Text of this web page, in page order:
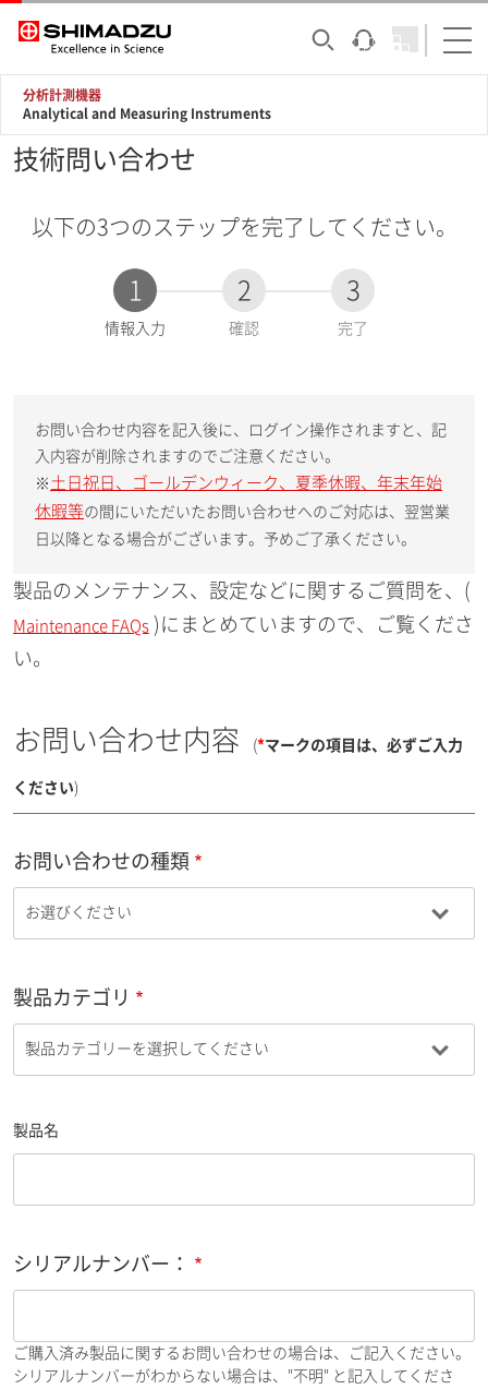
分析計測機器
Analytical and Measuring Instruments
技術問い合わせ
以下の3つのステップを完了してください。
1
現
情報入力
2
確認
3
完了
お問い合わせ内容を記入後に、ログイン操作されますと、記
入内容が削除されますのでご注意ください。
※ 土日祝日、ゴールデンウィーク、夏季休暇、年末年始
休暇等の間にいただいたお問い合わせへのご対応は、翌営業
日以降となる場合がございます。予めご了承ください。
製品のメンテナンス、設定などに関するご質問を、(
Maintenance FAQs )にまとめていますので、ご覧くださ
い。
お問い合わせ内容 (*マークの項目は、必ずご入力
ください)
お問い合わせの種類
製品カテゴリ
製品名
シリアルナンバー：
ご購入済み製品に関するお問い合わせの場合は、ご記入ください。
シリアルナンバーがわからない場合は、"不明" と記入してくださ